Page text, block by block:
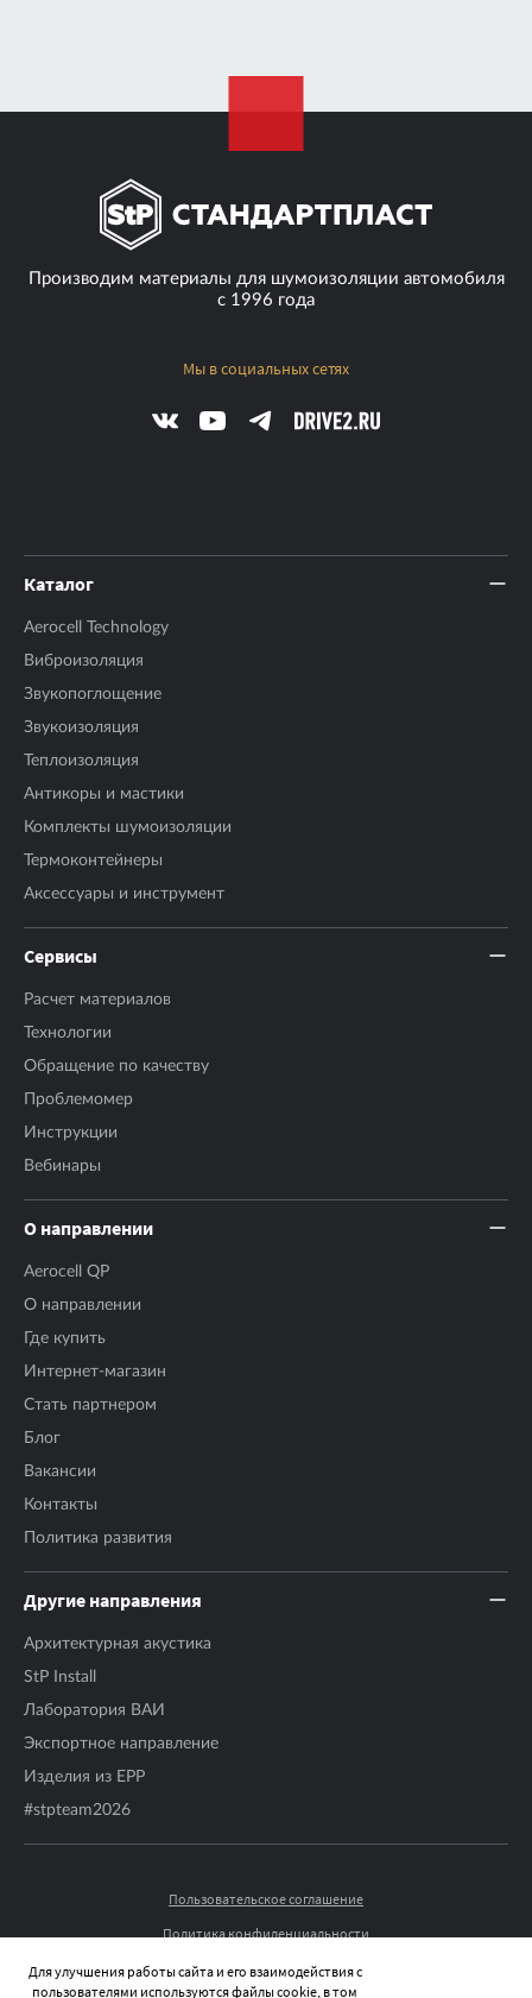
Размер листа
Масса одного листа
1 кг
Количество листов в упаковке
Каталог
Aerocell Technology
Виброизоляция
Звукопоглощение
Звукоизоляция
Теплоизоляция
Антикоры и мастики
Комплекты шумоизоляции
Термоконтейнеры
Аксесcуары и инструмент
Сервисы
Расчет материалов
Технологии
Обращение по качеству
Проблемомер
Инструкции
Вебинары
О направлении
Aerocell QP
О направлении
Где купить
Интернет-магазин
Стать партнером
Блог
Вакансии
Контакты
Политика развития
Другие направления
Архитектурная акустика
StP Install
Лаборатория ВАИ
Экспортное направление
Изделия из EPP
#stpteam2026
Производим материалы для шумоизоляции автомобиля
с 1996 года
Мы в социальных сетях
Пользовательское соглашение
Политика конфиденциальности
© 2026 STP-RUSSIA ВСЕ ПРАВА ЗАЩИЩЕНЫ.
Для улучшения работы сайта и его взаимодействия с
пользователями используются файлы cookie, в том